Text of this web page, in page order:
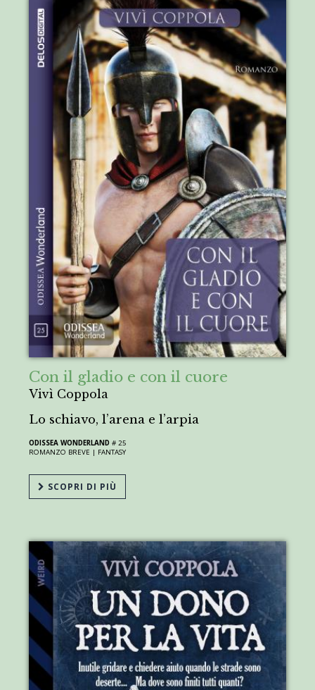
Con il gladio e con il cuore
Vivì Coppola
Lo schiavo, l’arena e l’arpia
ODISSEA WONDERLAND # 25
ROMANZO BREVE | FANTASY
SCOPRI DI PIÙ